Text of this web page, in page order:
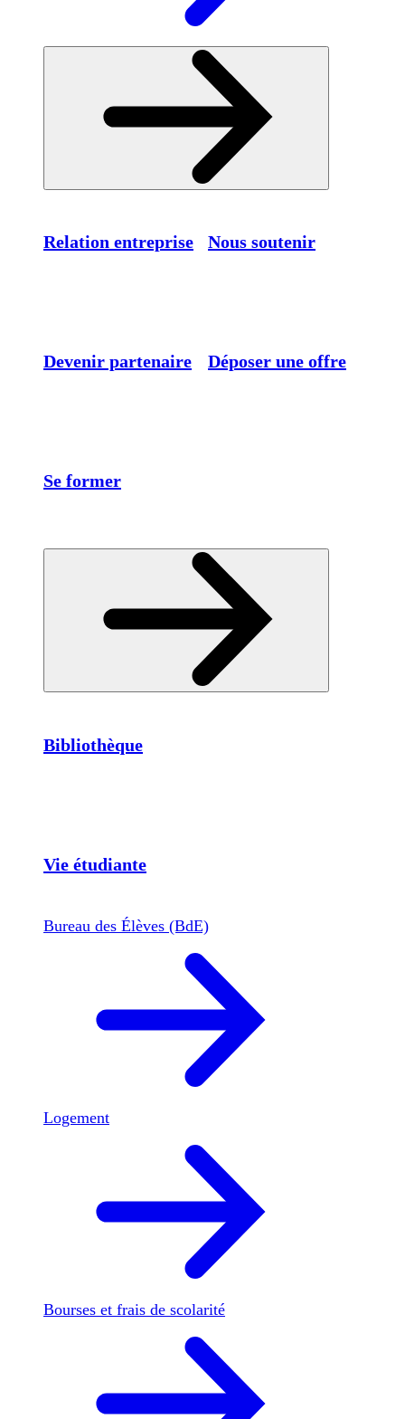
Relation entreprise Nous soutenir
Devenir partenaire Déposer une offre
Se former
Bibliothèque
Vie étudiante
Bureau des Élèves (BdE)
Logement
Bourses et frais de scolarité